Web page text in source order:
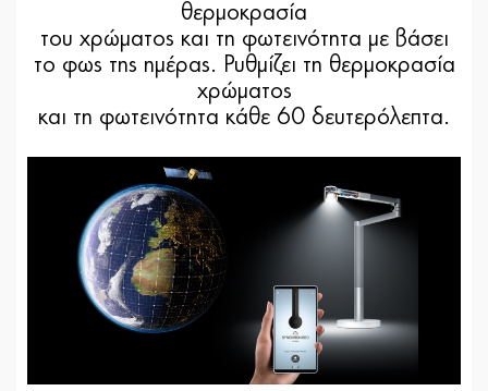
θερμοκρασία
του χρώματος και τη φωτεινότητα με βάσει
το φως της ημέρας. Ρυθμίζει τη θερμοκρασία
χρώματος
και τη φωτεινότητα κάθε 60 δευτερόλεπτα.